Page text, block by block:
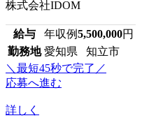
株式会社IDOM
給与 年収例5,500,000円
勤務地 愛知県 知立市
＼最短45秒で完了／
応募へ進む
詳しく